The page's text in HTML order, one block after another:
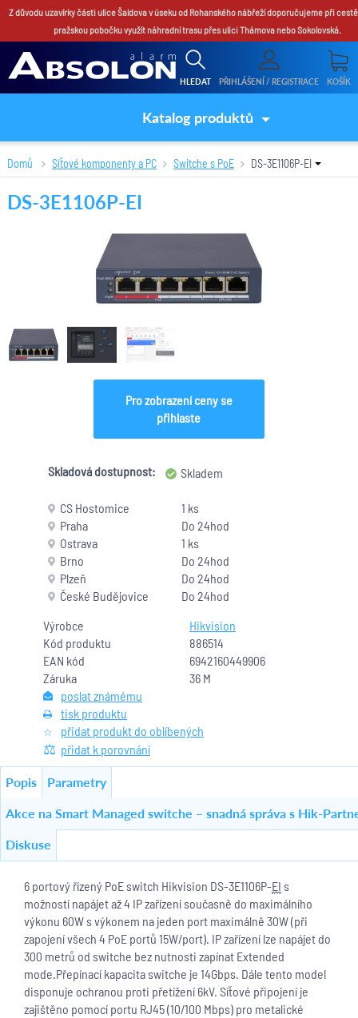
Z důvodu uzavírky části ulice Šaldova v úseku od Rohanského nábřeží doporučujeme při
pražskou pobočku využít náhradní trasu přes ulici Thámova nebo Sokolovská.
HLEDAT PŘIHLÁŠENÍ / REGISTRACE KOŠÍK
Katalog produktů
Domů Síťové komponenty a PC Switche s PoE DS-3E1106P-EI
DS-3E1106P-EI
Výrobce
Hikvision
Kód produktu
886514
EAN kód
6942160449906
Záruka
36 M
poslat známému
tisk produktu
přidat produkt do oblíbených
přidat k porovnání
Pro zobrazení ceny se
přihlaste
Skladová dostupnost: Skladem
CS Hostomice
1 ks
Praha
Do 24hod
Ostrava
1 ks
Brno
Do 24hod
Plzeň
Do 24hod
České Budějovice
Do 24hod
Popis Parametry
Akce na Smart Managed switche – snadná správa s Hik-
Diskuse
6 portový řízený PoE switch Hikvision DS-3E1106P-EI s
možností napájet až 4 IP zařízení současně do maximálního
výkonu 60W s výkonem na jeden port maximálně 30W (při
zapojení všech 4 PoE portů 15W/port). IP zařízení lze napájet do
300 metrů od switche bez nutnosti zapínat Extended
mode.Přepínací kapacita switche je 14Gbps. Dále tento model
disponuje ochranou proti přetížení 6kV. Síťové připojení je
zajištěno pomocí portu RJ45 (10/100 Mbps) pro metalické